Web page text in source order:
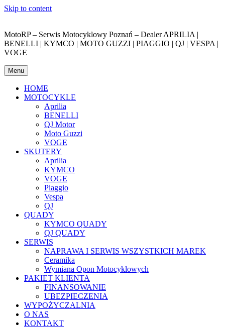
Skip to content
MotoRP – Serwis Motocyklowy Poznań – Dealer APRILIA |
BENELLI | KYMCO | MOTO GUZZI | PIAGGIO | QJ | VESPA |
VOGE
Menu
HOME
MOTOCYKLE
Aprilia
BENELLI
QJ Motor
Moto Guzzi
VOGE
SKUTERY
Aprilia
KYMCO
VOGE
Piaggio
Vespa
QJ
QUADY
KYMCO QUADY
QJ QUADY
SERWIS
NAPRAWA I SERWIS WSZYSTKICH MAREK
Ceramika
Wymiana Opon Motocyklowych
PAKIET KLIENTA
FINANSOWANIE
UBEZPIECZENIA
WYPOŻYCZALNIA
O NAS
KONTAKT